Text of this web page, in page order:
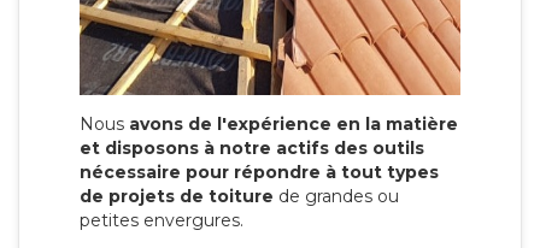
Nous avons de l'expérience en la matière
et disposons à notre actifs des outils
nécessaire pour répondre à tout types
de projets de toiture de grandes ou
petites envergures.